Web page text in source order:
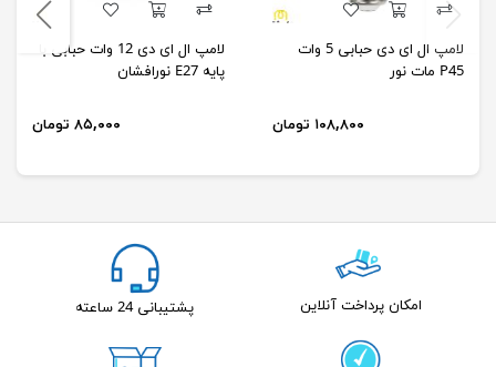
لامپ ال ای دی حبابی 5 وات
P45 مات نور
۱۰۸,۸۰۰ تومان
لامپ ال ای دی 12 وات حبابی با
پایه E27 نورافشان
۸۵,۰۰۰ تومان
امکان پرداخت آنلاین پشتیبانی 24 ساعته